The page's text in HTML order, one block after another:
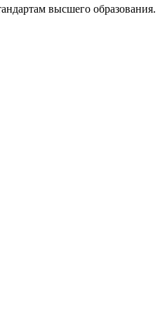
высшего образования.